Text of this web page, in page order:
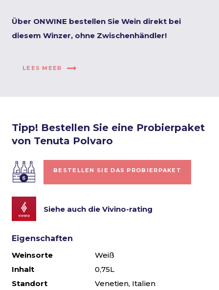
Über ONWINE bestellen Sie Wein direkt bei
diesem Winzer, ohne Zwischenhändler!
LEES MEER
Tipp! Bestellen Sie eine Probierpaket
von Tenuta Polvaro
BESTELLEN SIE DAS PROBIERPAKET
Siehe auch die Vivino-rating
Eigenschaften
Weinsorte
Weiß
Inhalt
0,75L
Standort
Venetien, Italien